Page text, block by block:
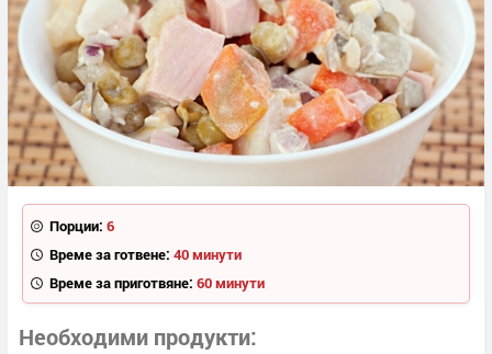
Порции: 6
Време за готвене: 40 минути
Време за приготвяне: 60 минути
Необходими продукти